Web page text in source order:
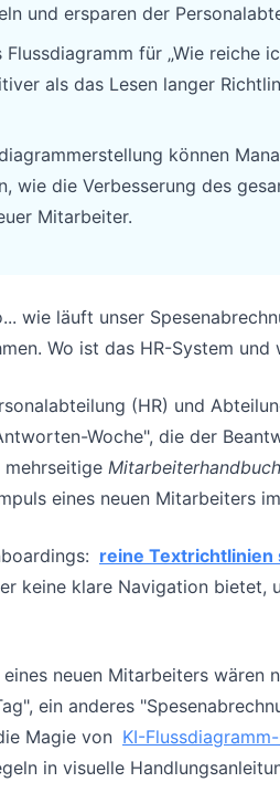
und ersparen der
für „Wie reiche
als das Lesen langer
können
wie die Verbesserung des
Mitarbeiter.
wie läuft unser
Wo ist das HR-System
(HR) und
Woche", die der
Mitarbeiterhandbuch
eines neuen Mitarbeiters
reine Textrichtlinien
keine klare Navigation bietet,
neuen Mitarbeiters wären
ein anderes
Magie von KI-
in visuelle